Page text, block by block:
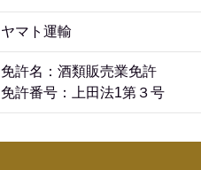
ヤマト運輸
免許名：酒類販売業免許
免許番号：上田法1第３号